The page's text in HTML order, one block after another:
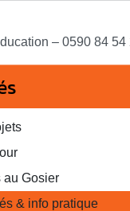
– 0590 84 54
au Gosier
& info pratique